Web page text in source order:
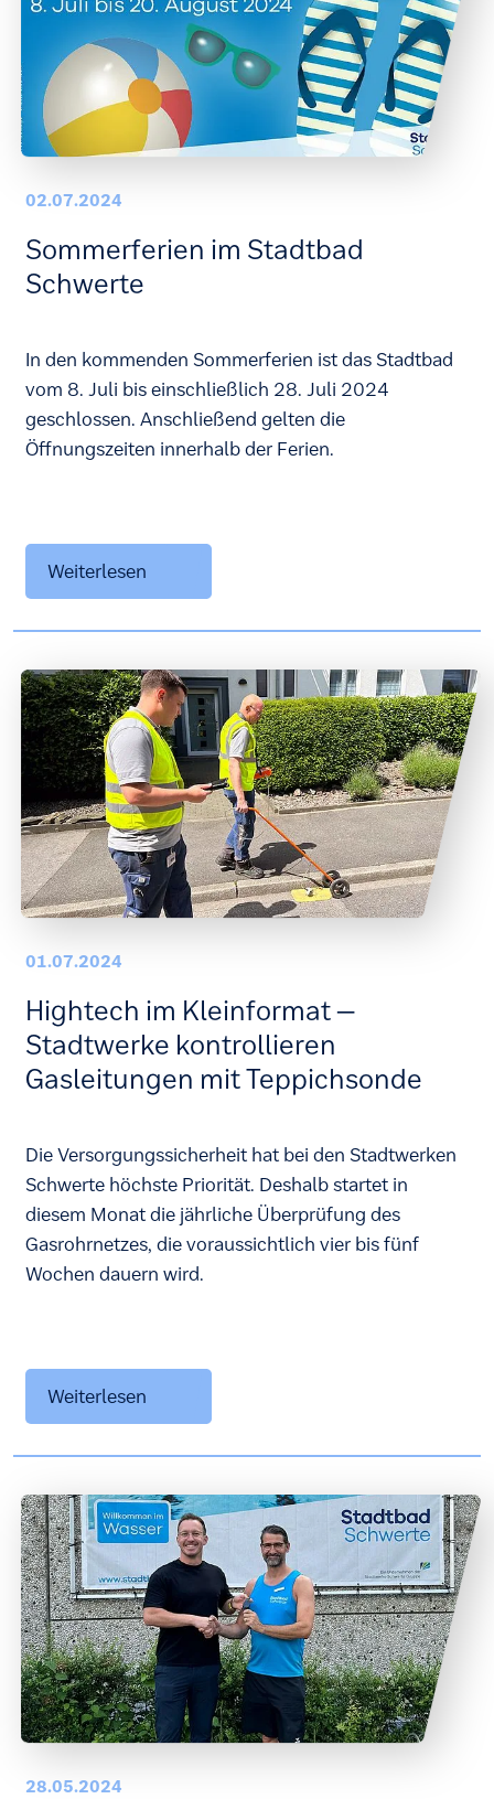
02.07.2024
Sommerferien im Stadtbad
Schwerte
In den kommenden Sommerferien ist das Stadtbad
vom 8. Juli bis einschließlich 28. Juli 2024
geschlossen. Anschließend gelten die
Öffnungszeiten innerhalb der Ferien.
Weiterlesen
01.07.2024
Hightech im Kleinformat –
Stadtwerke kontrollieren
Gasleitungen mit Teppichsonde
Die Versorgungssicherheit hat bei den Stadtwerken
Schwerte höchste Priorität. Deshalb startet in
diesem Monat die jährliche Überprüfung des
Gasrohrnetzes, die voraussichtlich vier bis fünf
Wochen dauern wird.
Weiterlesen
28.05.2024